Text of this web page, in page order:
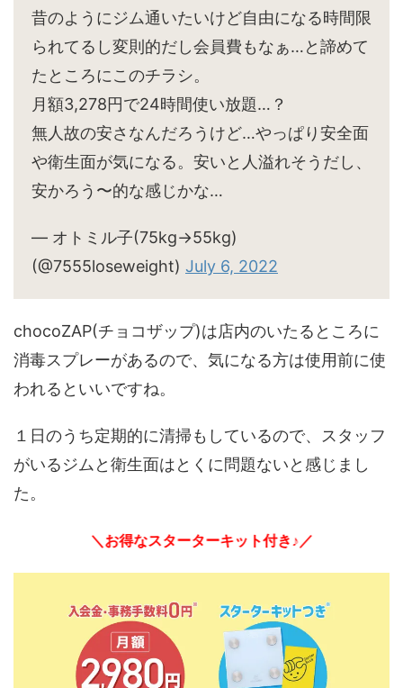
昔のようにジム通いたいけど自由になる時間限
られてるし変則的だし会員費もなぁ…と諦めて
たところにこのチラシ。
月額3,278円で24時間使い放題…？
無人故の安さなんだろうけど…やっぱり安全面
や衛生面が気になる。安いと人溢れそうだし、
安かろう〜的な感じかな…
— オトミル子(75kg→55kg)
(@7555loseweight) July 6, 2022
chocoZAP(チョコザップ)は店内のいたるところに
消毒スプレーがあるので、気になる方は使用前に使
われるといいですね。
１日のうち定期的に清掃もしているので、スタッフ
がいるジムと衛生面はとくに問題ないと感じまし
た。
＼お得なスターターキット付き♪／